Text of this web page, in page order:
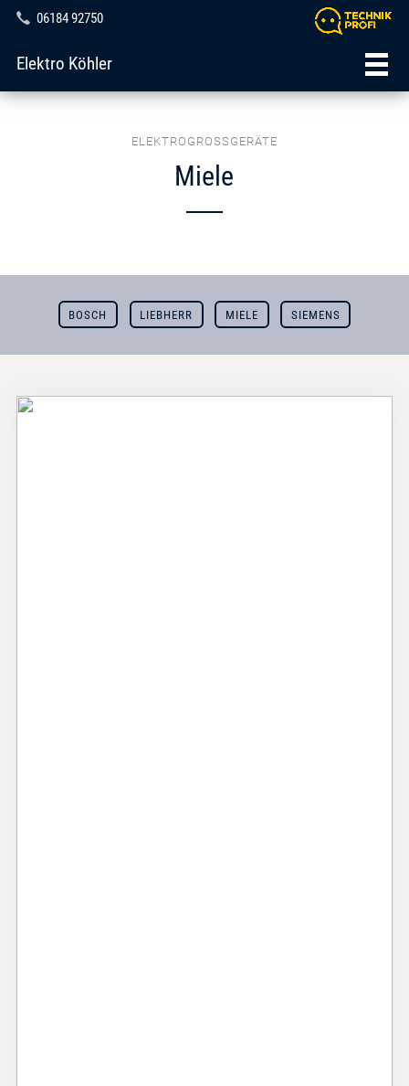
06184 92750
Elektro Köhler
ELEKTROGROSSGERÄTE
Miele
BOSCH LIEBHERR MIELE SIEMENS